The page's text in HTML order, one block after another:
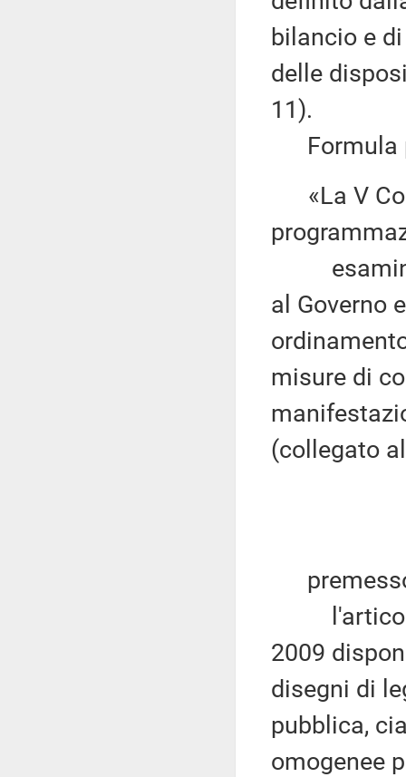
bilancio e
delle
11).
Formula
«La V
al Governo
misure di
(collegato
l'articolo
2009
disegni di
pubblica,
omogenee